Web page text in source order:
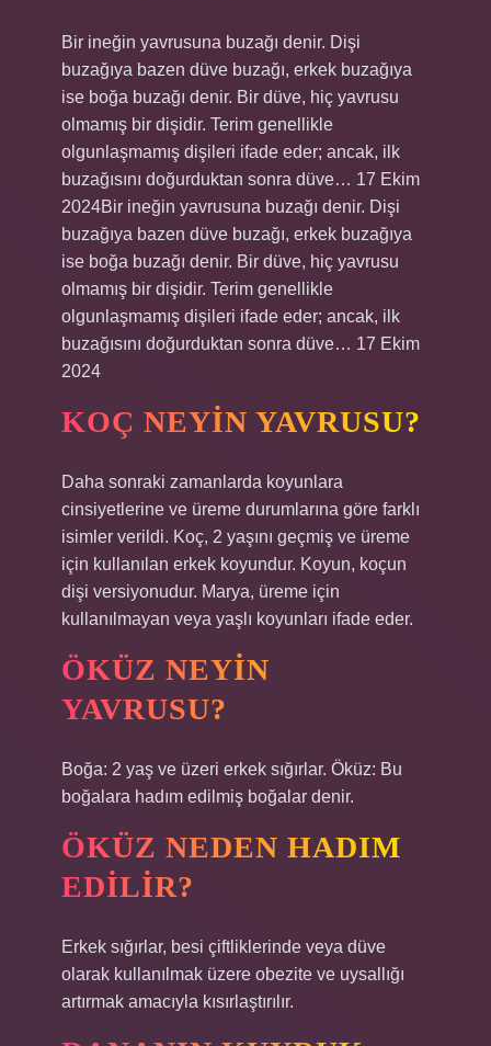
Bir ineğin yavrusuna buzağı denir. Dişi
buzağıya bazen düve buzağı, erkek buzağıya
ise boğa buzağı denir. Bir düve, hiç yavrusu
olmamış bir dişidir. Terim genellikle
olgunlaşmamış dişileri ifade eder; ancak, ilk
buzağısını doğurduktan sonra düve… 17 Ekim
2024Bir ineğin yavrusuna buzağı denir. Dişi
buzağıya bazen düve buzağı, erkek buzağıya
ise boğa buzağı denir. Bir düve, hiç yavrusu
olmamış bir dişidir. Terim genellikle
olgunlaşmamış dişileri ifade eder; ancak, ilk
buzağısını doğurduktan sonra düve… 17 Ekim
2024
KOÇ NEYIN YAVRUSU?
Daha sonraki zamanlarda koyunlara
cinsiyetlerine ve üreme durumlarına göre farklı
isimler verildi. Koç, 2 yaşını geçmiş ve üreme
için kullanılan erkek koyundur. Koyun, koçun
dişi versiyonudur. Marya, üreme için
kullanılmayan veya yaşlı koyunları ifade eder.
ÖKÜZ NEYIN
YAVRUSU?
Boğa: 2 yaş ve üzeri erkek sığırlar. Öküz: Bu
boğalara hadım edilmiş boğalar denir.
ÖKÜZ NEDEN HADIM
EDILIR?
Erkek sığırlar, besi çiftliklerinde veya düve
olarak kullanılmak üzere obezite ve uysallığı
artırmak amacıyla kısırlaştırılır.